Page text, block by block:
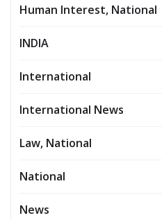
Human Interest, National
INDIA
International
International News
Law, National
National
News